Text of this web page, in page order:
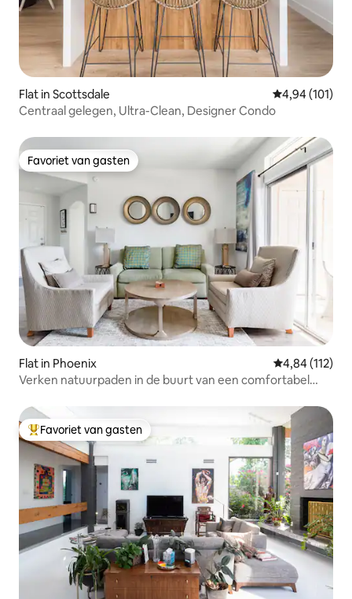
Flat in Scottsdale Gemiddelde
4,94 (101)
Centraal gelegen, Ultra-Clean, Designer Condo
Favoriet van gasten
Favoriet van gasten
Flat in Phoenix Gemiddelde
4,84 (112)
Verken natuurpaden in de buurt van een comfortabel
Topfavoriet van gasten
Favoriet van gasten